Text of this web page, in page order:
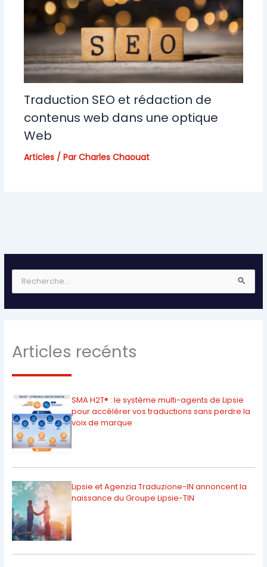
Traduction SEO et rédaction de
contenus web dans une optique
Web
Articles/ Par Charles Chaouat
h
c
h
Articles recénts
SMA H2T® : le système multi-agents de Lipsie
pour accélérer vos traductions sans perdre la
voix de marque
Lipsie et Agenzia Traduzione-IN annoncent la
naissance du Groupe Lipsie-TIN